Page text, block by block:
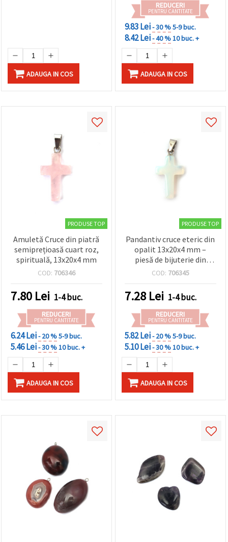
ADAUGA IN COS
REDUCERI
PENTRU CANTITATE
9.83 Lei- 30 %5-9 buc.
8.42 Lei- 40 %10 buc. +
ADAUGA IN COS
PRODUSE TOP
Amuletă Cruce din piatră
semiprețioasă cuart roz,
spirituală, 13x20x4 mm
COD: 706346
7.80 Lei 1-4 buc.
REDUCERI
PENTRU CANTITATE
6.24 Lei- 20 %5-9 buc.
5.46 Lei- 30 %10 buc. +
ADAUGA IN COS
PRODUSE TOP
Pandantiv cruce eteric din
opalit 13x20x4 mm –
piesă de bijuterie din
piatra lunii naturală
COD: 706345
7.28 Lei 1-4 buc.
REDUCERI
PENTRU CANTITATE
5.82 Lei- 20 %5-9 buc.
5.10 Lei- 30 %10 buc. +
ADAUGA IN COS